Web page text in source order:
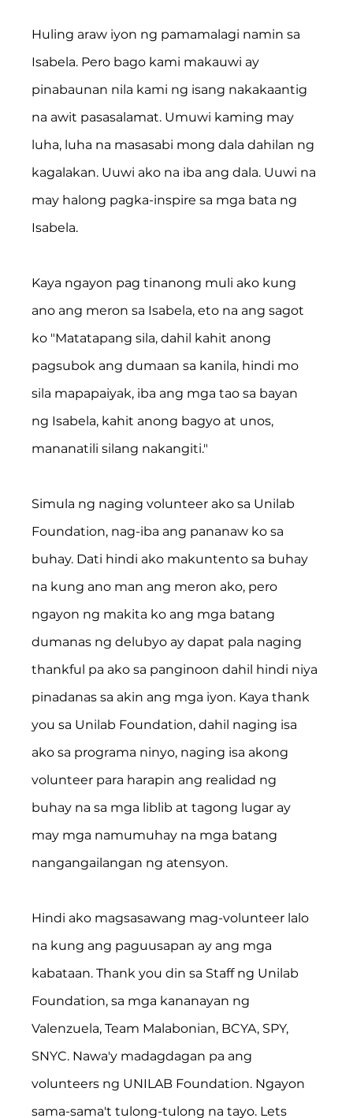
Huling araw iyon ng pamamalagi namin sa
Isabela. Pero bago kami makauwi ay
pinabaunan nila kami ng isang nakakaantig
na awit pasasalamat. Umuwi kaming may
luha, luha na masasabi mong dala dahilan ng
kagalakan. Uuwi ako na iba ang dala. Uuwi na
may halong pagka-inspire sa mga bata ng
Isabela.
Kaya ngayon pag tinanong muli ako kung
ano ang meron sa Isabela, eto na ang sagot
ko "Matatapang sila, dahil kahit anong
pagsubok ang dumaan sa kanila, hindi mo
sila mapapaiyak, iba ang mga tao sa bayan
ng Isabela, kahit anong bagyo at unos,
mananatili silang nakangiti."
Simula ng naging volunteer ako sa Unilab
Foundation, nag-iba ang pananaw ko sa
buhay. Dati hindi ako makuntento sa buhay
na kung ano man ang meron ako, pero
ngayon ng makita ko ang mga batang
dumanas ng delubyo ay dapat pala naging
thankful pa ako sa panginoon dahil hindi niya
pinadanas sa akin ang mga iyon. Kaya thank
you sa Unilab Foundation, dahil naging isa
ako sa programa ninyo, naging isa akong
volunteer para harapin ang realidad ng
buhay na sa mga liblib at tagong lugar ay
may mga namumuhay na mga batang
nangangailangan ng atensyon.
Hindi ako magsasawang mag-volunteer lalo
na kung ang paguusapan ay ang mga
kabataan. Thank you din sa Staff ng Unilab
Foundation, sa mga kananayan ng
Valenzuela, Team Malabonian, BCYA, SPY,
SNYC. Nawa'y madagdagan pa ang
volunteers ng UNILAB Foundation. Ngayon
sama-sama't tulong-tulong na tayo. Lets